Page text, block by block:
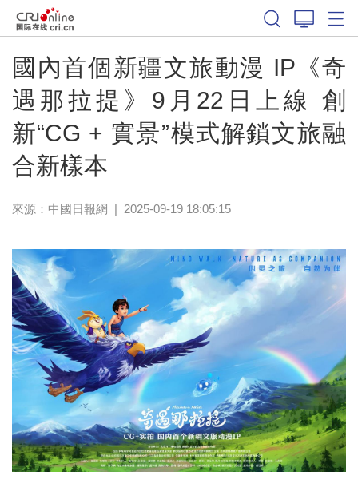
國內首個新疆文旅動漫 IP《奇
遇那拉提》9月22日上線 創
新“CG + 實景”模式解鎖文旅融
合新樣本
來源： 中國日報網 | 2025-09-19 18:05:15